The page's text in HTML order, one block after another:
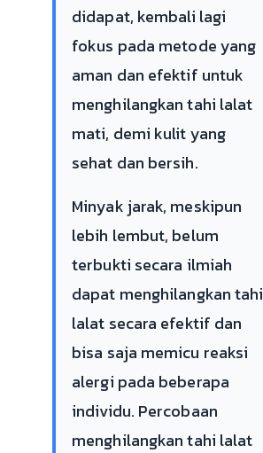
didapat, kembali lagi
fokus pada metode yang
aman dan efektif untuk
menghilangkan tahi lalat
mati, demi kulit yang
sehat dan bersih.
Minyak jarak, meskipun
lebih lembut, belum
terbukti secara ilmiah
dapat menghilangkan tahi
lalat secara efektif dan
bisa saja memicu reaksi
alergi pada beberapa
individu. Percobaan
menghilangkan tahi lalat